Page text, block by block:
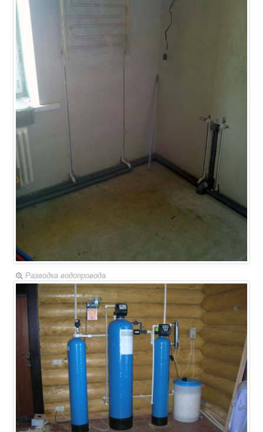
Разводка водопровода